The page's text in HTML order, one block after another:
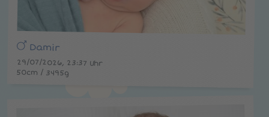
Damir
29/07/2026, 23:37 Uhr
50cm / 3495g